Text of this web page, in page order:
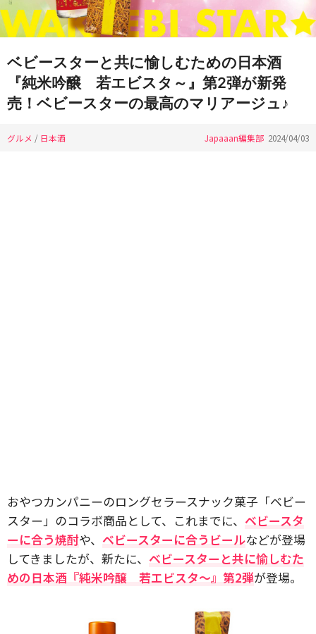
ベビースターと共に愉しむための日本酒
『純米吟醸 若エビスタ～』第2弾が新発
売！ベビースターの最高のマリアージュ♪
グルメ / 日本酒 Japaaan編集部 2024/04/03
おやつカンパニーのロングセラースナック菓子「ベビー
スター」のコラボ商品として、これまでに、 ベビースタ
ーに合う焼酎や、 ベビースターに合うビールなどが登場
してきましたが、新たに、 ベビースターと共に愉しむた
めの日本酒『純米吟醸 若エビスタ～』第2弾が登場。